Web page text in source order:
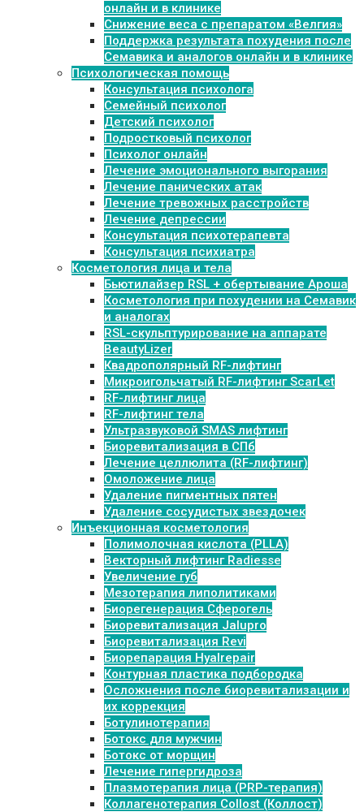
онлайн и в клинике
Снижение веса с препаратом «Велгия»
Поддержка результата похудения после
Семавика и аналогов онлайн и в клинике
Психологическая помощь
Консультация психолога
Семейный психолог
Детский психолог
Подростковый психолог
Психолог онлайн
Лечение эмоционального выгорания
Лечение панических атак
Лечение тревожных расстройств
Лечение депрессии
Консультация психотерапевта
Консультация психиатра
Косметология лица и тела
Бьютилайзер RSL + обертывание Ароша
Косметология при похудении на Семавик
и аналогах
RSL-скульптурирование на аппарате
BeautyLizer
Квадрополярный RF-лифтинг
Микроигольчатый RF-лифтинг ScarLet
RF-лифтинг лица
RF-лифтинг тела
Ультразвуковой SMAS лифтинг
Биоревитализация в СПб
Лечение целлюлита (RF-лифтинг)
Омоложение лица
Удаление пигментных пятен
Удаление сосудистых звездочек
Инъекционная косметология
Полимолочная кислота (PLLA)
Векторный лифтинг Radiesse
Увеличение губ
Мезотерапия липолитиками
Биорегенерация Сферогель
Биоревитализация Jalupro
Биоревитализация Revi
Биорепарация Hyalrepair
Контурная пластика подбородка
Осложнения после биоревитализации и
их коррекция
Ботулинотерапия
Ботокс для мужчин
Ботокс от морщин
Лечение гипергидроза
Плазмотерапия лица (PRP-терапия)
Коллагенотерапия Collost (Коллост)